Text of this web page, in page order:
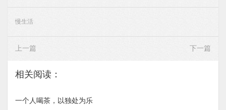
慢生活
上一篇 下一篇
相关阅读：
一个人喝茶，以独处为乐